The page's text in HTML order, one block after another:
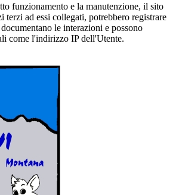
funzionamento e la manutenzione, il sito
terzi ad essi collegati, potrebbero registrare
le interazioni e possono
come l'indirizzo IP dell'Utente.